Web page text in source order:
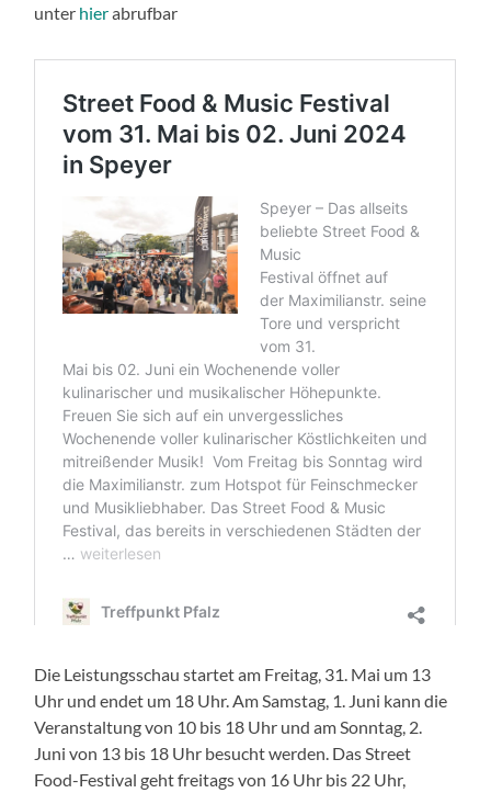
unter hierabrufbar
Die Leistungsschau startet am Freitag, 31. Mai um 13
Uhr und endet um 18 Uhr. Am Samstag, 1. Juni kann die
Veranstaltung von 10 bis 18 Uhr und am Sonntag, 2.
Juni von 13 bis 18 Uhr besucht werden. Das Street
Food-Festival geht freitags von 16 Uhr bis 22 Uhr,